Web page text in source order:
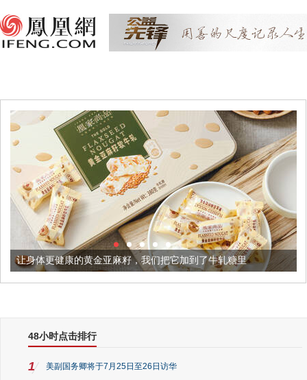
的黄金亚麻籽，我们把它加到了牛轧糖里 被列入佛家七
48小时点击排行
1 美副国务卿将于7月25日至26日访华